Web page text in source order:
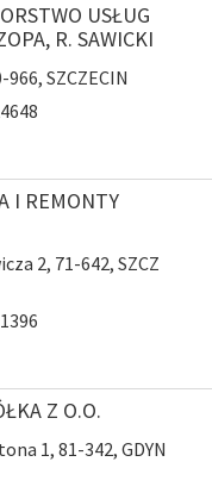
USŁUG
R. SAWICKI
966, SZCZECIN
I REMONTY
2, 71-642, SZCZ
Z O.O.
1, 81-342, GDYN